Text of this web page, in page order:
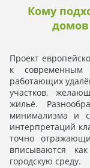
Кому
Проект
к современным
работающих
участков,
жильё.
минимализма и
интерпретаций
точно
вписываются
городскую среду.